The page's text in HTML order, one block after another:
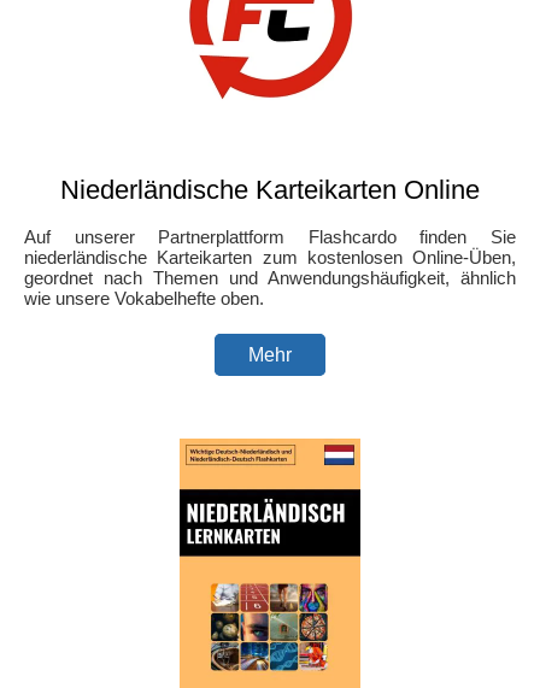
Niederländische Karteikarten Online
Auf unserer Partnerplattform Flashcardo finden Sie
niederländische Karteikarten zum kostenlosen Online-Üben,
geordnet nach Themen und Anwendungshäufigkeit, ähnlich
wie unsere Vokabelhefte oben.
Mehr